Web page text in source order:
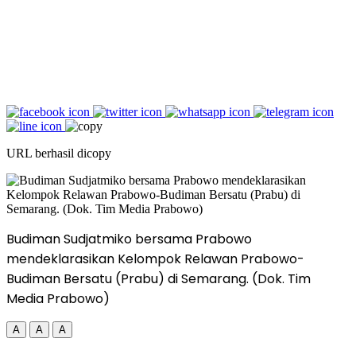
URL berhasil dicopy
Budiman Sudjatmiko bersama Prabowo
mendeklarasikan Kelompok Relawan Prabowo-
Budiman Bersatu (Prabu) di Semarang. (Dok. Tim
Media Prabowo)
A A A